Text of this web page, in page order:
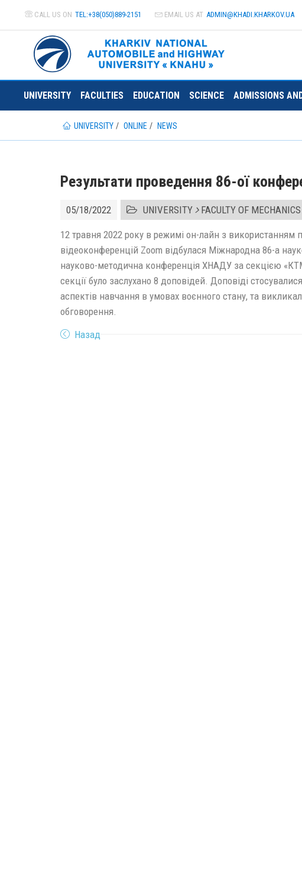
CALL US ON TEL:+38(050)889-2151 EMAIL US AT ADMIN@KHADI.KHARKOV.UA
UNIVERSITY FACULTIES EDUCATION SCIENCE ADMISSIONS
UNIVERSITY ONLINE NEWS
Результати проведення 86-ої
05/18/2022 UNIVERSITY FACULTY OF MECHANICS
12 травня 2022 року в режимі он-лайн з використанням
відеоконференцій Zoom відбулася Міжнародна 86-а
науково-методична конференція ХНАДУ за секцією
секції було заслухано 8 доповідей. Доповіді
аспектів навчання в умовах воєнного стану, та
обговорення.
Назад